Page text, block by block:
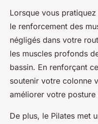
Lorsque vous
le renforcement des
négligés dans votre
les muscles profonds
bassin. En renforçant
soutenir votre colonne
améliorer votre
De plus, le Pilates met